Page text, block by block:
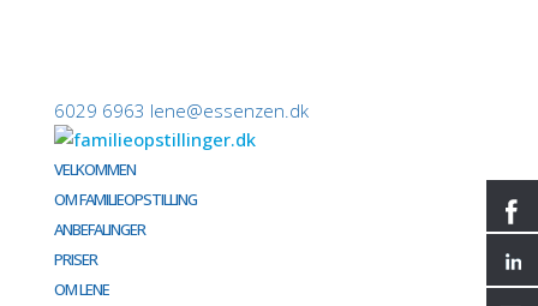
6029 6963 lene@essenzen.dk
VELKOMMEN
OM FAMILIEOPSTILLING
ANBEFALINGER
PRISER
OM LENE